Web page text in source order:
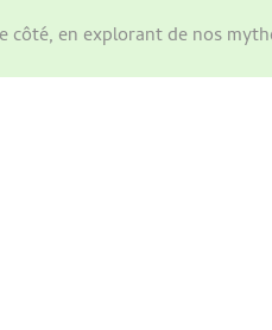
côté, en explorant de nos